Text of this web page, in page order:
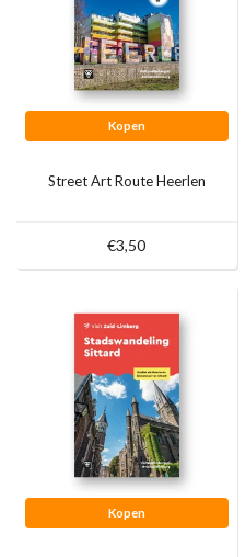
Kopen
Street Art Route Heerlen
€3,50
Kopen